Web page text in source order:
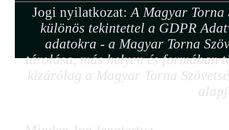
Jogi nyilatkozat:A Magyar Torna
különös tekintettel a GDPR
adatokra - a Magyar Torna
tárolása, más helyen és formában
kizárólag a Magyar Torna